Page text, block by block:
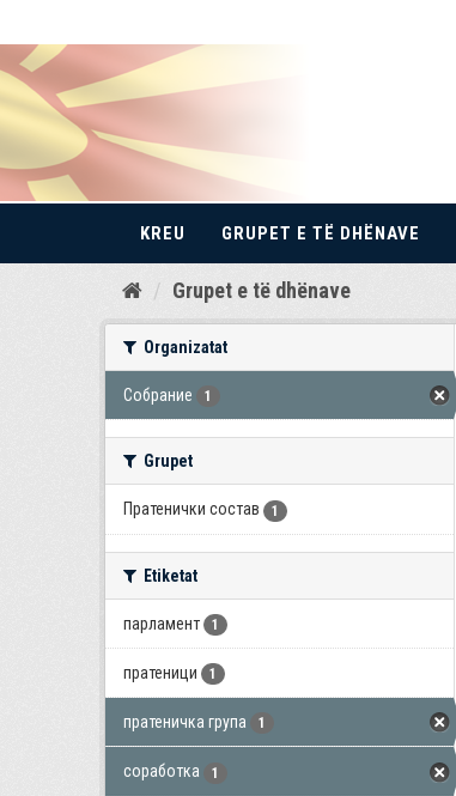
Kalo
KREU GRUPET E TË DHËNAVE
Grupet e të dhënave
Organizatat
Собрание 1
Grupet
Пратенички состав 1
Etiketat
парламент 1
пратеници 1
пратеничка група 1
соработка 1